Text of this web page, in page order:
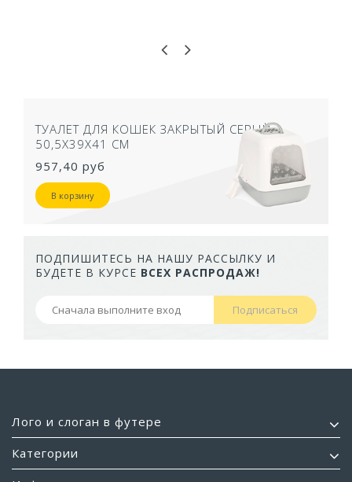
ТУАЛЕТ ДЛЯ КОШЕК ЗАКРЫТЫЙ СЕРЫЙ
50,5Х39Х41 СМ
957,40 руб
В корзину
ПОДПИШИТЕСЬ НА НАШУ РАССЫЛКУ И
БУДЕТЕ В КУРСЕ ВСЕХ РАСПРОДАЖ!
Подписаться
Лого и слоган в футере
Категории